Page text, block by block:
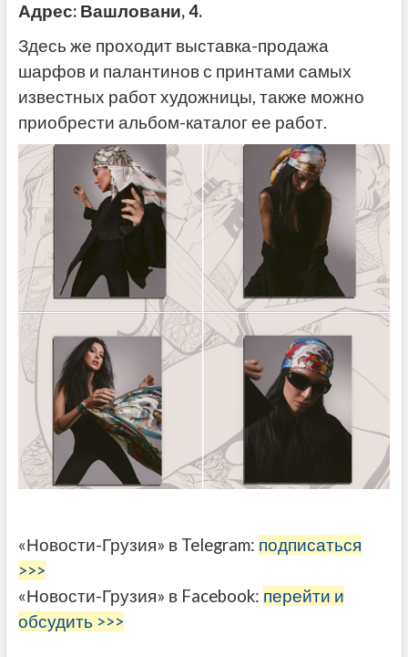
Адрес: Вашловани, 4.
Здесь же проходит выставка-продажа
шарфов и палантинов с принтами самых
известных работ художницы, также можно
приобрести альбом-каталог ее работ.
«Новости-Грузия» в Telegram: подписаться
>>>
«Новости-Грузия» в Facebook: перейти и
обсудить >>>